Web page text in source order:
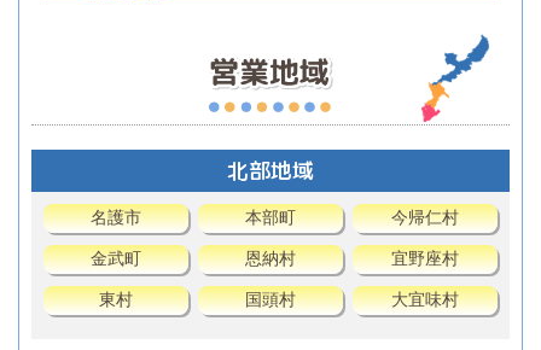
北部地域
名護市 本部町 今帰仁村
金武町 恩納村 宜野座村
東村 国頭村 大宜味村